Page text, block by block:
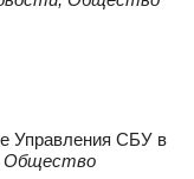
Управления СБУ в
Общество